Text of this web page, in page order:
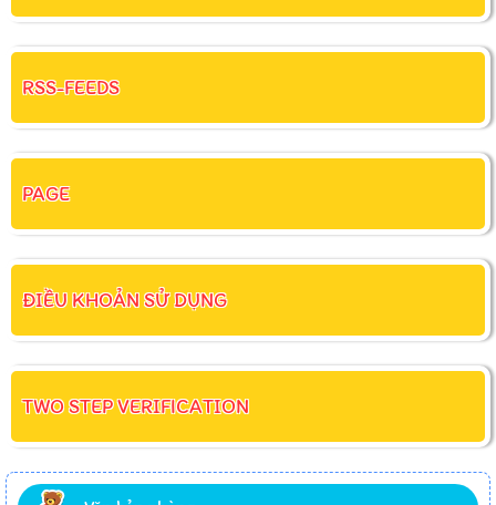
RSS-FEEDS
PAGE
ĐIỀU KHOẢN SỬ DỤNG
TWO STEP VERIFICATION